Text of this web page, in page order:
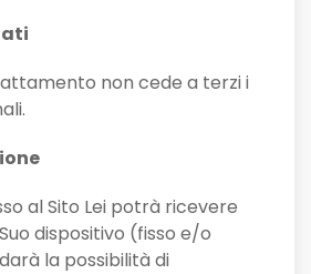
non cede a terzi i
al Sito Lei potrà ricevere
dispositivo (fisso e/o
la possibilità di